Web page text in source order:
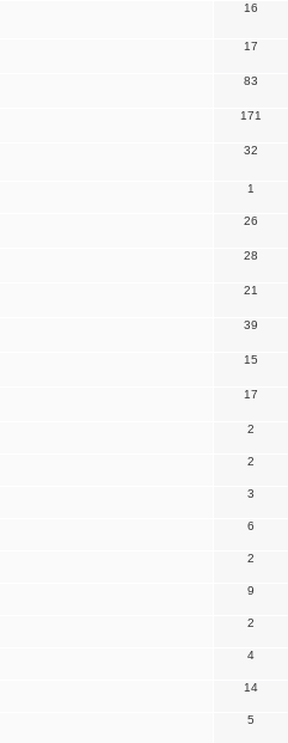
16
17
83
171
32
1
26
28
21
39
15
17
2
2
3
6
2
9
2
4
14
5